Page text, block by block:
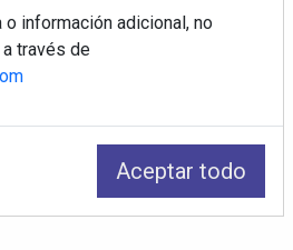
o información adicional, no
través de
Aceptar todo